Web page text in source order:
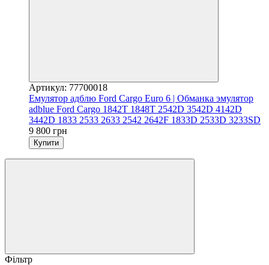
Артикул: 77700018
Емулятор адблю Ford Cargo Euro 6 | Обманка эмулятор
adblue Ford Cargo 1842T 1848T 2542D 3542D 4142D
3442D 1833 2533 2633 2542 2642F 1833D 2533D 3233SD
9 800 грн
Купити
Фільтр